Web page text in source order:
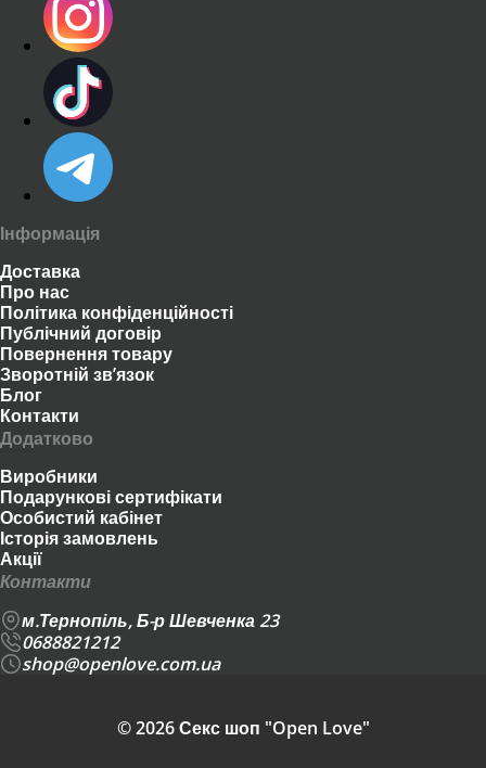
Інформація
Доставка
Про нас
Політика конфіденційності
Публічний договір
Повернення товару
Зворотній зв’язок
Блог
Контакти
Додатково
Виробники
Подарункові сертифікати
Особистий кабінет
Історія замовлень
Акції
Контакти
м.Тернопіль, Б-р Шевченка 23
0688821212
shop@openlove.com.ua
© 2026 Секс шоп "Open Love"